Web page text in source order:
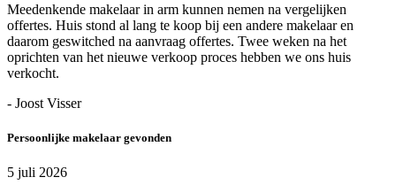
Meedenkende makelaar in arm kunnen nemen na vergelijken
offertes. Huis stond al lang te koop bij een andere makelaar en
daarom geswitched na aanvraag offertes. Twee weken na het
oprichten van het nieuwe verkoop proces hebben we ons huis
verkocht.
- Joost Visser
Persoonlijke makelaar gevonden
5 juli 2026